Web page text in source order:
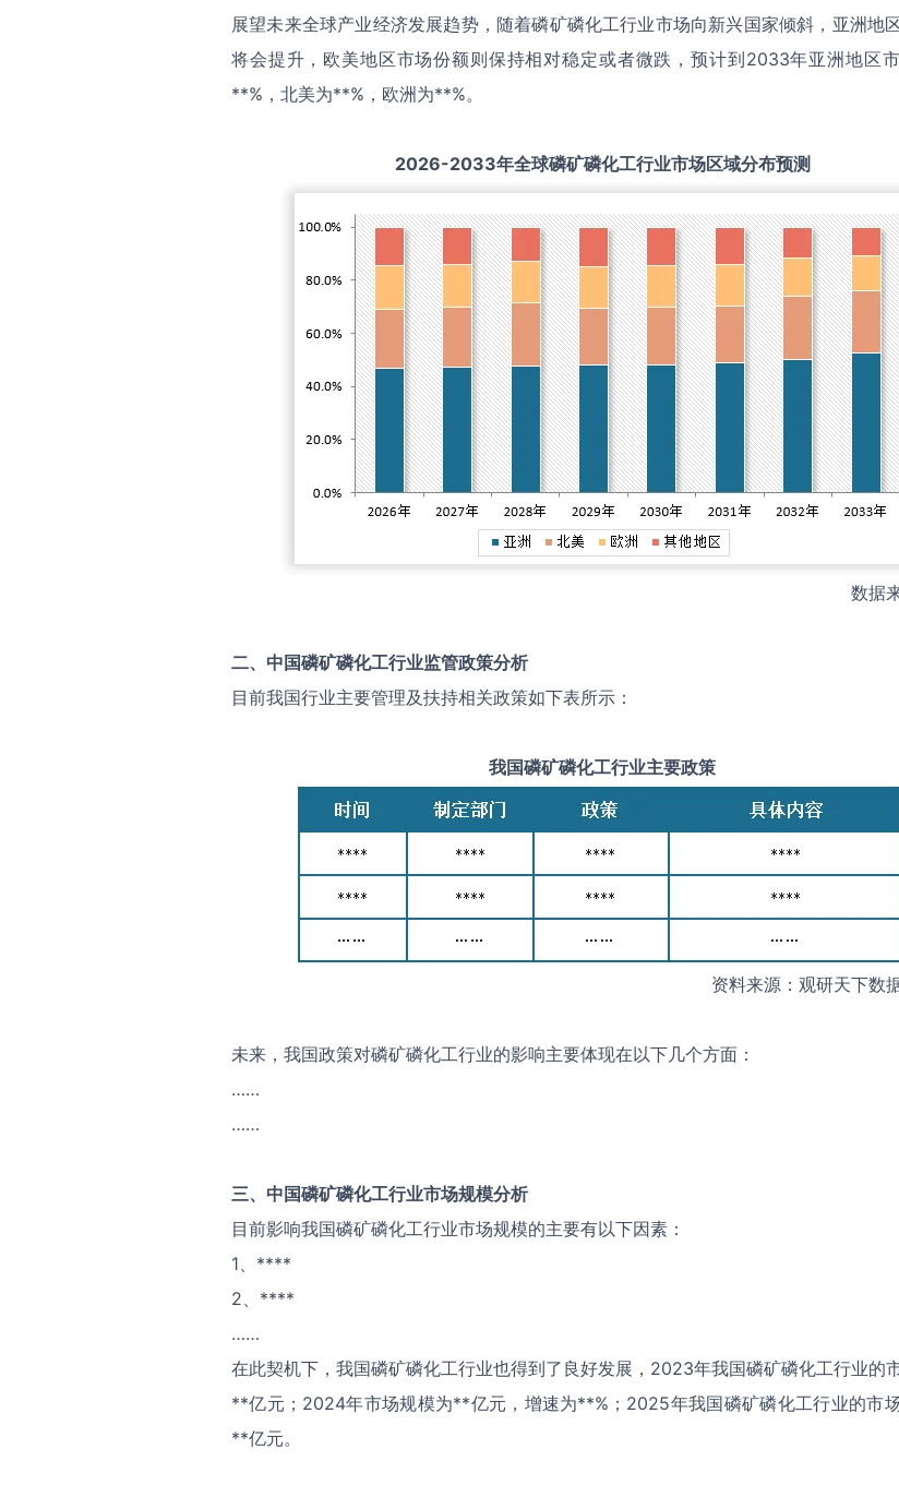
展望未来全球产业经济发展趋势，随着磷矿磷化工行业市场向新兴国家倾斜，亚洲地
将会提升，欧美地区市场份额则保持相对稳定或者微跌，预计到2033年亚洲地区
**%，北美为**%，欧洲为**%。
2026-2033年全球磷矿磷化工行业市场区域分布预测
数据
二、中国磷矿磷化工行业监管政策分析
目前我国行业主要管理及扶持相关政策如下表所示：
我国磷矿磷化工行业主要政策
资料来源：观研天下数
未来，我国政策对磷矿磷化工行业的影响主要体现在以下几个方面：
……
……
三、中国磷矿磷化工行业市场规模分析
目前影响我国磷矿磷化工行业市场规模的主要有以下因素：
1、****
2、****
……
在此契机下，我国磷矿磷化工行业也得到了良好发展，2023年我国磷矿磷化工行业的
**亿元；2024年市场规模为**亿元，增速为**%；2025年我国磷矿磷化工行业的市
**亿元。